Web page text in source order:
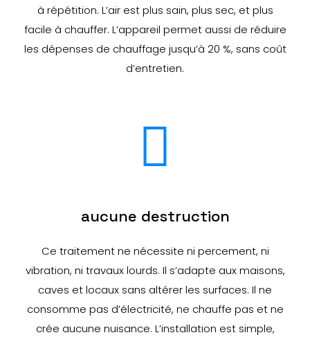
à répétition. L’air est plus sain, plus sec, et plus
facile à chauffer. L’appareil permet aussi de réduire
les dépenses de chauffage jusqu’à 20 %, sans coût
d’entretien.
aucune destruction
Ce traitement ne nécessite ni percement, ni
vibration, ni travaux lourds. Il s’adapte aux maisons,
caves et locaux sans altérer les surfaces. Il ne
consomme pas d’électricité, ne chauffe pas et ne
crée aucune nuisance. L’installation est simple,